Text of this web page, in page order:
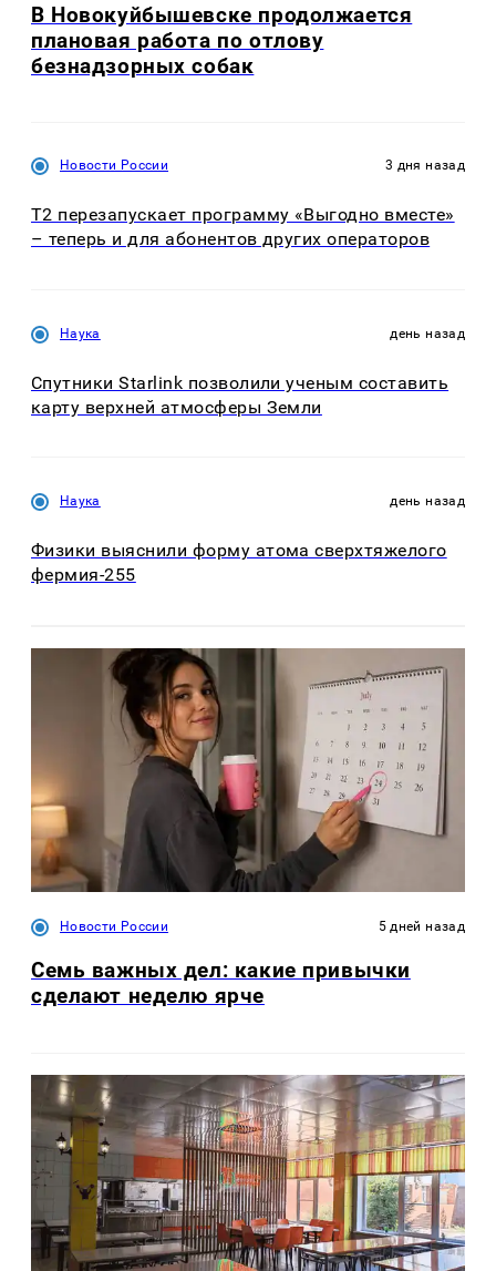
В Новокуйбышевске продолжается
плановая работа по отлову
безнадзорных собак
Новости России 3 дня назад
Т2 перезапускает программу «Выгодно вместе»
– теперь и для абонентов других операторов
Наука день назад
Спутники Starlink позволили ученым составить
карту верхней атмосферы Земли
Наука день назад
Физики выяснили форму атома сверхтяжелого
фермия-255
Новости России 5 дней назад
Семь важных дел: какие привычки
сделают неделю ярче